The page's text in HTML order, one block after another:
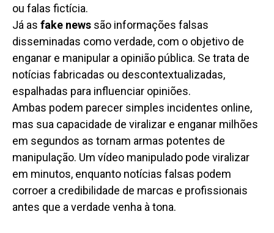
ou falas fictícia.
Já as fake news são informações falsas
disseminadas como verdade, com o objetivo de
enganar e manipular a opinião pública. Se trata de
notícias fabricadas ou descontextualizadas,
espalhadas para influenciar opiniões.
Ambas podem parecer simples incidentes online,
mas sua capacidade de viralizar e enganar milhões
em segundos as tornam armas potentes de
manipulação. Um vídeo manipulado pode viralizar
em minutos, enquanto notícias falsas podem
corroer a credibilidade de marcas e profissionais
antes que a verdade venha à tona.